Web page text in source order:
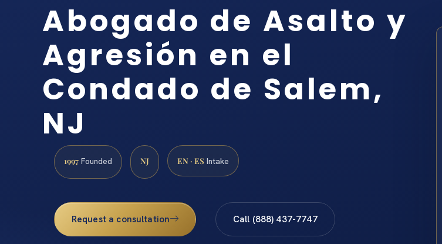
Abogado de Asalto y
Agresión en el
Condado de Salem,
NJ
1997 Founded NJ EN · ES Intake
Request a consultation Call (888) 437-7747